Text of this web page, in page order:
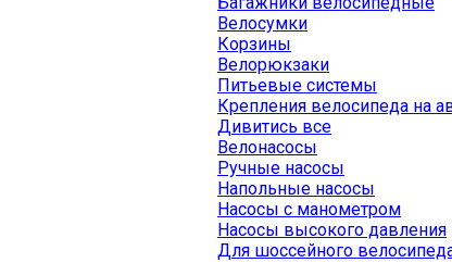
Велосумки
Корзины
Велорюкзаки
Питьевые системы
Крепления велосипеда на
Дивитись все
Велонасосы
Ручные насосы
Напольные насосы
Насосы с манометром
Насосы высокого давления
Для шоссейного